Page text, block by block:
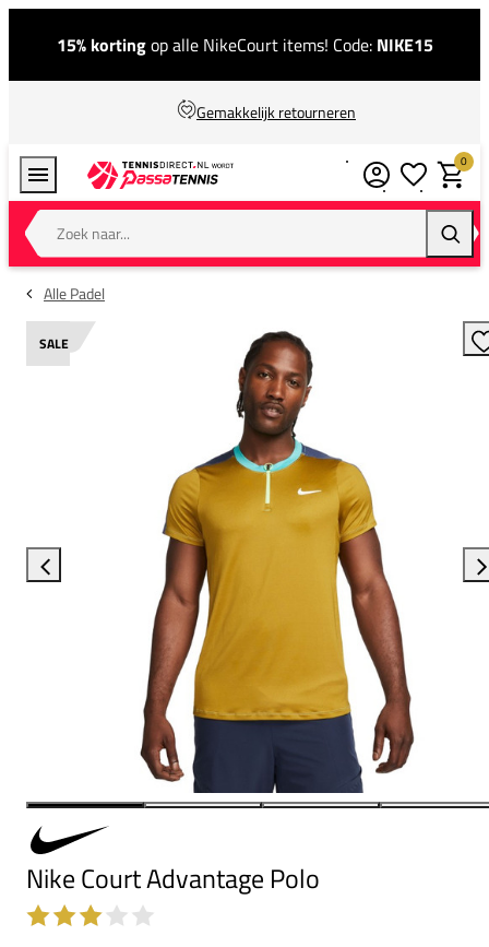
15% kortingop alle NikeCourt items! Code: NIKE15
Gemakkelijk retourneren
Zoek naar...
0
Alle Padel
SALE
Nike Court Advantage Polo